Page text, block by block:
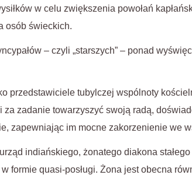
w celu zwiększenia powołań
osób świeckich.
– czyli „starszych” – ponad
przedstawiciele tubylczej wspólnoty
za zadanie towarzyszyć swoją radą,
zapewniając im mocne zakorzenienie we
indiańskiego, żonatego diakona
formie quasi-posługi. Żona jest obecna